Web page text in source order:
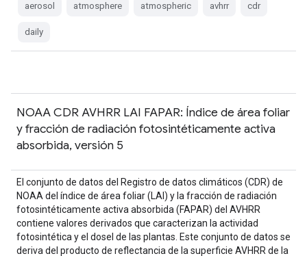
aerosol atmosphere atmospheric avhrr cdr
daily
NOAA CDR AVHRR LAI FAPAR: Índice de área foliar
y fracción de radiación fotosintéticamente activa
absorbida, versión 5
El conjunto de datos del Registro de datos climáticos (CDR) de
NOAA del índice de área foliar (LAI) y la fracción de radiación
fotosintéticamente activa absorbida (FAPAR) del AVHRR
contiene valores derivados que caracterizan la actividad
fotosintética y el dosel de las plantas. Este conjunto de datos se
deriva del producto de reflectancia de la superficie AVHRR de la